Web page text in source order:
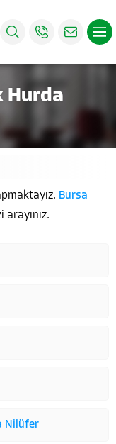
Hurda
Bursa
Nilüfer